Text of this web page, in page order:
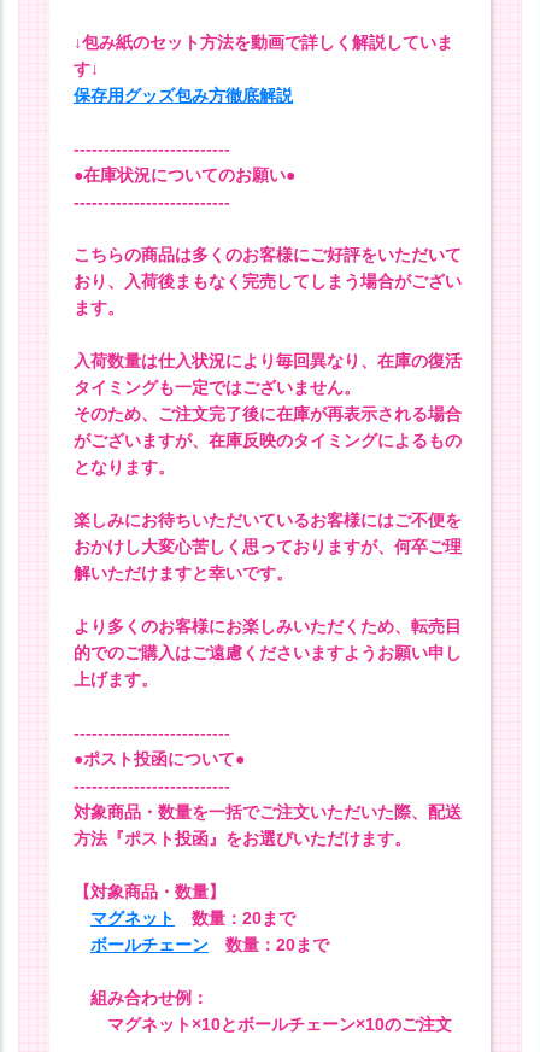
↓包み紙のセット方法を動画で詳しく解説していま
す↓
保存用グッズ包み方徹底解説
--------------------------
●在庫状況についてのお願い●
--------------------------
こちらの商品は多くのお客様にご好評をいただいて
おり、入荷後まもなく完売してしまう場合がござい
ます。
入荷数量は仕入状況により毎回異なり、在庫の復活
タイミングも一定ではございません。
そのため、ご注文完了後に在庫が再表示される場合
がございますが、在庫反映のタイミングによるもの
となります。
楽しみにお待ちいただいているお客様にはご不便を
おかけし大変心苦しく思っておりますが、何卒ご理
解いただけますと幸いです。
より多くのお客様にお楽しみいただくため、転売目
的でのご購入はご遠慮くださいますようお願い申し
上げます。
--------------------------
●ポスト投函について●
--------------------------
対象商品・数量を一括でご注文いただいた際、配送
方法『ポスト投函』をお選びいただけます。
【対象商品・数量】
マグネット
数量：20まで
ボールチェーン 数量：20まで
組み合わせ例：
マグネット×10とボールチェーン×10のご注文